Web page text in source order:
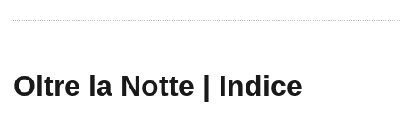
Oltre la Notte | Indice